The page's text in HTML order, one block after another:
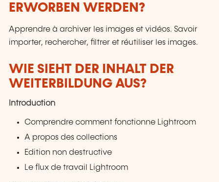
ERWORBEN WERDEN?
Apprendre à archiver les images et vidéos. Savoir
importer, rechercher, filtrer et réutiliser les images.
WIE SIEHT DER INHALT DER
WEITERBILDUNG AUS?
Introduction
Comprendre comment fonctionne Lightroom
A propos des collections
Edition non destructive
Le flux de travail Lightroom